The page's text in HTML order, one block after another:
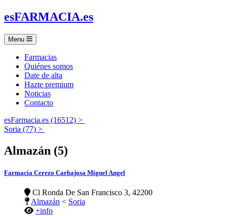
esFARMACIA.es
Menu
Farmacias
Quiénes somos
Date de alta
Hazte premium
Noticias
Contacto
esFarmacia.es (16512) >
Soria (77) >
Almazán (5)
Farmacia Cerezo Carbajosa Miguel Angel
Cl Ronda De San Francisco 3, 42200
Almazán < Soria
+info